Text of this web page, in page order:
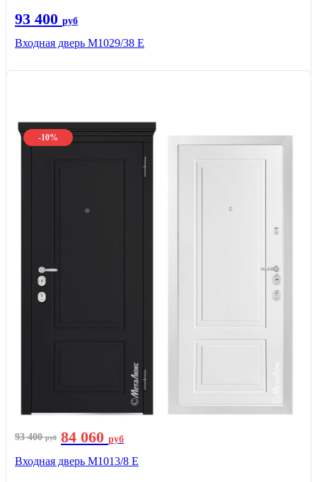
93 400 руб
Входная дверь М1029/38 E
-10%
93 400руб 84 060 руб
Входная дверь М1013/8 E